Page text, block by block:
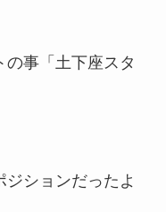
事「土下座スタ
ションだったよ